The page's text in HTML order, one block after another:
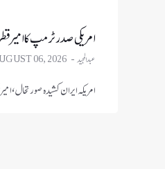
امریکی صدر ٹرمپ کا امیر
عبدالمجید 06, 2026
امریکہ ایران کشیدہ صورتحال،